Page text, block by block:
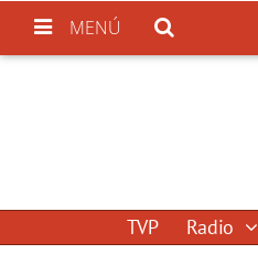
MENÚ
TVP Radio